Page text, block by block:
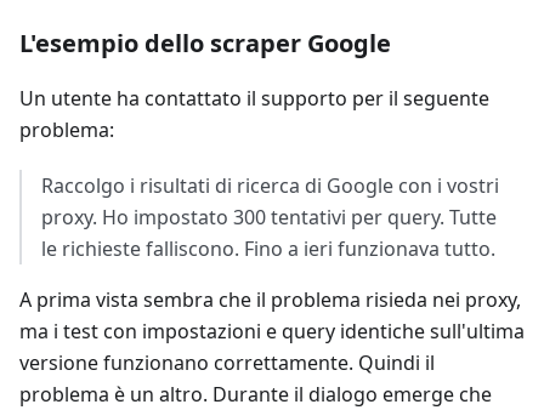
L'esempio dello scraper Google
Un utente ha contattato il supporto per il seguente
problema:
Raccolgo i risultati di ricerca di Google con i vostri
proxy. Ho impostato 300 tentativi per query. Tutte
le richieste falliscono. Fino a ieri funzionava tutto.
A prima vista sembra che il problema risieda nei proxy,
ma i test con impostazioni e query identiche sull'ultima
versione funzionano correttamente. Quindi il
problema è un altro. Durante il dialogo emerge che